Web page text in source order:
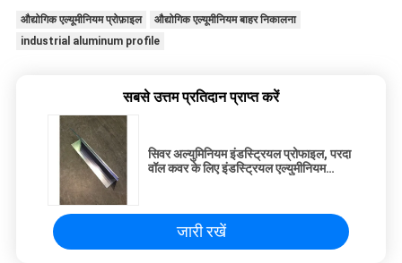
औद्योगिक एल्यूमीनियम प्रोफ़ाइल
औद्योगिक एल्यूमीनियम बाहर निकालना
industrial aluminum profile
सबसे उत्तम प्रतिदान प्राप्त करें
सिवर अल्युमिनियम इंडस्ट्रियल प्रोफाइल, परदा
वॉल कवर के लिए इंडस्ट्रियल एल्युमीनियम
जारी रखें